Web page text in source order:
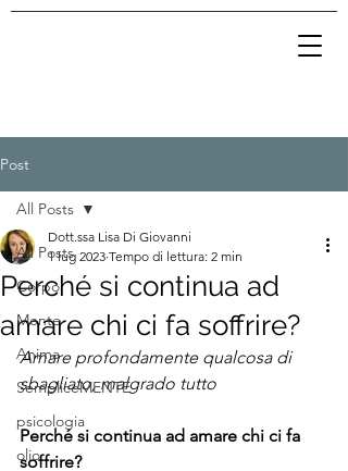
Post
All Posts
Corpo
Mente
Anima
SempliceMENTE
psicologia
olio
All Posts
Perché si continua ad
amare chi ci fa soffrire?
Dott.ssa Lisa Di Giovanni
1 lug 2023 Tempo di lettura: 2 min
Amare profondamente qualcosa di
sbagliato, malgrado tutto
Perché si continua ad amare chi ci fa
soffrire?